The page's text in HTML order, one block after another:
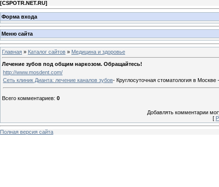
[CSPOTR.NET.RU]
Форма входа
Меню сайта
Главная » Каталог сайтов » Медицина и здоровье
Лечение зубов под общим наркозом. Обращайтесь!
http://www.mosdent.com/
Сеть клиник Дианта: лечение каналов зубов- Круглосуточная стоматология в
Всего комментариев: 0
Добавлять комментарии
[
Полная версия сайта